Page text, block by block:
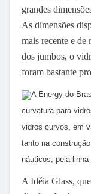
grandes
As dimensões
mais recente e
dos jumbos, o
foram bastante
A Energy do
curvatura para
vidros curvos, em
tanto na
náuticos, pela
A Idéia Glass,